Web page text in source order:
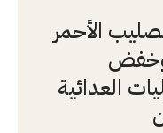
الأحمر
وخفض
العدائية